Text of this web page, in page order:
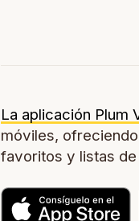
La aplicación Plum
móviles,
favoritos y listas